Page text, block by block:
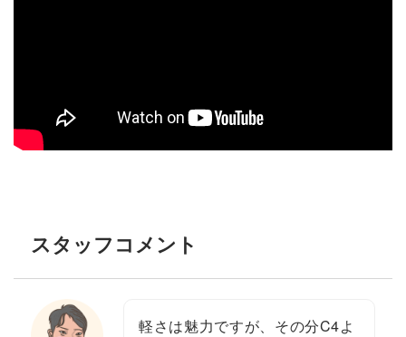
スタッフコメント
軽さは魅力ですが、その分C4よ